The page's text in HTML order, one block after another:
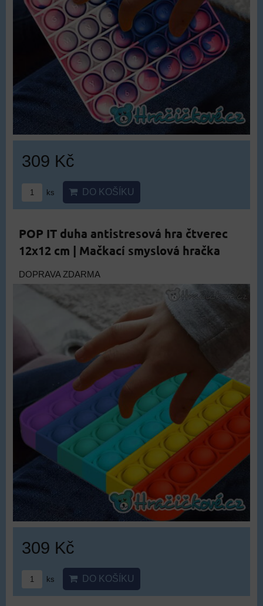
309 Kč
ks DO KOŠÍKU
POP IT duha antistresová hra čtverec
12x12 cm | Mačkací smyslová hračka
DOPRAVA ZDARMA
309 Kč
ks DO KOŠÍKU